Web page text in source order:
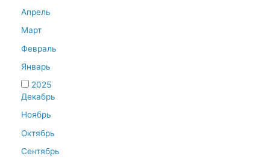
Апрель
Март
Февраль
Январь
2025
Декабрь
Ноябрь
Октябрь
Сентябрь